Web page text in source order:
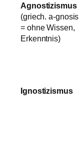
Agnostizismus
(griech. a-gnosis
= ohne Wissen,
Erkenntnis)
Ignostizismus